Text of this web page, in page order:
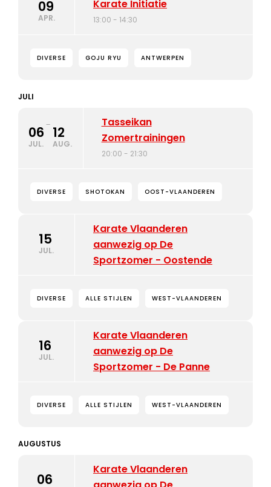
09
APR.
Karate Initiatie
13:00 - 14:30
DIVERSE GOJU RYU ANTWERPEN
JULI
06
JUL.
- 12
AUG.
Tasseikan
Zomertrainingen
20:00 - 21:30
DIVERSE SHOTOKAN OOST-VLAANDEREN
15
JUL.
Karate Vlaanderen
aanwezig op De
Sportzomer - Oostende
DIVERSE ALLE STIJLEN WEST-VLAANDEREN
16
JUL.
Karate Vlaanderen
aanwezig op De
Sportzomer - De Panne
DIVERSE ALLE STIJLEN WEST-VLAANDEREN
AUGUSTUS
06
Karate Vlaanderen